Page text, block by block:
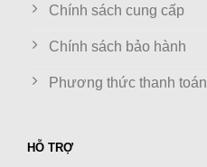
Chính sách cung cấp
Chính sách bảo hành
Phương thức thanh toán
HỖ TRỢ